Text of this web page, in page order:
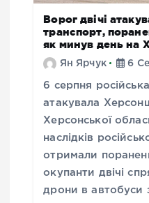
Ворог двічі
транспорт,
як минув день на
Ян Ярчук 6
6 серпня
атакувала
Херсонської
наслідків
отримали
окупанти двічі
дрони в автобуси